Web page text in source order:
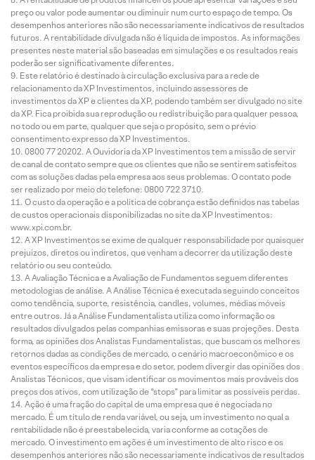
preço ou valor pode aumentar ou diminuir num curto espaço de tempo. Os
desempenhos anteriores não são necessariamente indicativos de resultados
futuros. A rentabilidade divulgada não é líquida de impostos. As informações
presentes neste material são baseadas em simulações e os resultados reais
poderão ser significativamente diferentes.
Este relatório é destinado à circulação exclusiva para a rede de
relacionamento da XP Investimentos, incluindo assessores de
investimentos da XP e clientes da XP, podendo também ser divulgado no site
da XP. Fica proibida sua reprodução ou redistribuição para qualquer pessoa,
no todo ou em parte, qualquer que seja o propósito, sem o prévio
consentimento expresso da XP Investimentos.
0800 77 20202. A Ouvidoria da XP Investimentos tem a missão de servir
de canal de contato sempre que os clientes que não se sentirem satisfeitos
com as soluções dadas pela empresa aos seus problemas. O contato pode
ser realizado por meio do telefone: 0800 722 3710.
O custo da operação e a política de cobrança estão definidos nas tabelas
de custos operacionais disponibilizadas no site da XP Investimentos:
www.xpi.com.br.
A XP Investimentos se exime de qualquer responsabilidade por quaisquer
prejuízos, diretos ou indiretos, que venham a decorrer da utilização deste
relatório ou seu conteúdo.
A Avaliação Técnica e a Avaliação de Fundamentos seguem diferentes
metodologias de análise. A Análise Técnica é executada seguindo conceitos
como tendência, suporte, resistência, candles, volumes, médias móveis
entre outros. Já a Análise Fundamentalista utiliza como informação os
resultados divulgados pelas companhias emissoras e suas projeções. Desta
forma, as opiniões dos Analistas Fundamentalistas, que buscam os melhores
retornos dadas as condições de mercado, o cenário macroeconômico e os
eventos específicos da empresa e do setor, podem divergir das opiniões dos
Analistas Técnicos, que visam identificar os movimentos mais prováveis dos
preços dos ativos, com utilização de “stops” para limitar as possíveis perdas.
Ação é uma fração do capital de uma empresa que é negociada no
mercado. É um título de renda variável, ou seja, um investimento no qual a
rentabilidade não é preestabelecida, varia conforme as cotações de
mercado. O investimento em ações é um investimento de alto risco e os
desempenhos anteriores não são necessariamente indicativos de resultados